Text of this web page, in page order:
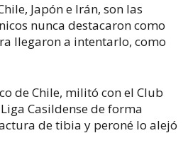
Japón e Irán, son las
nunca destacaron como
llegaron a intentarlo, como
de Chile, militó con el Club
Casildense de forma
de tibia y peroné lo alejó